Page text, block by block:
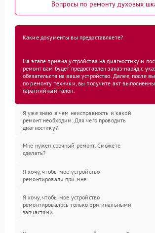
Вопросы по ремонту духовых
Какие документы вы предоставляете?
На этапе приема устройства на диагностику и
ремонт вам будет предоставлен заказ-наряд с
обязательств на ваше устройство. Далее, после
по ремонту техники, вы получите акт
гарантийный талон.
Я уже знаю в чем неисправность и какой
ремонт необходим. Для чего проводить
диагностику?
Мне нужен срочный ремонт. Сможете
сделать?
Я хочу, чтобы мое устройство
ремонтировали при мне.
Я хочу, чтобы мое устройство
ремонтировалось только оригинальными
запчастями.